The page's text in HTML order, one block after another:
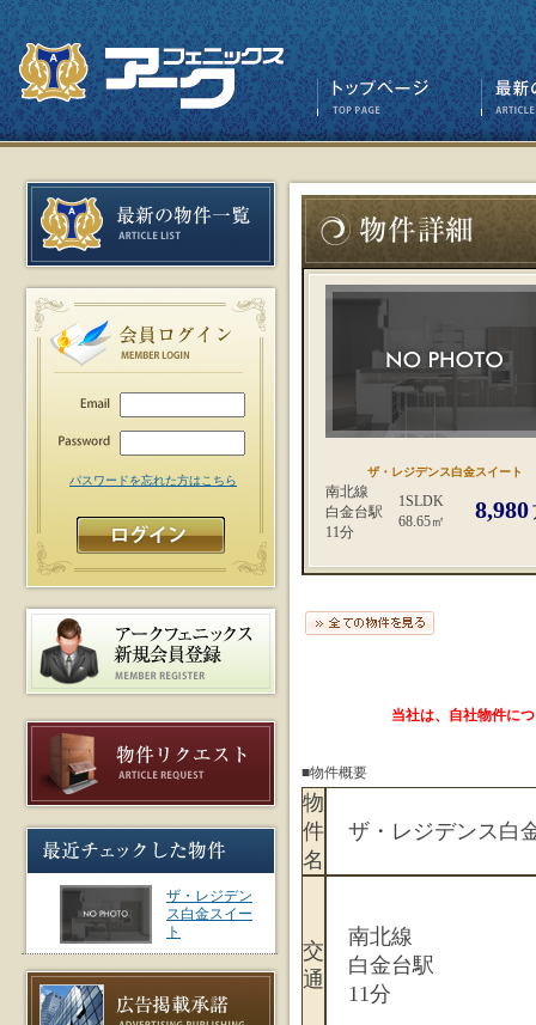
ザ・レジデンス白金スイート
南北線
白金台駅
11分
1SLDK
68.65㎡
8,980
当社は、自社物件に
■物件概要
物
件
名
ザ・レジデンス白
交
通
南北線
白金台駅
11分
パスワードを忘れた方はこちら
ザ・レジデン
ス白金スイー
ト